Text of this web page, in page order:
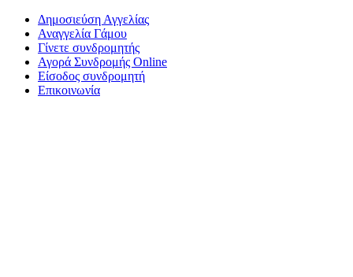
Δημοσιεύση Αγγελίας
Αναγγελία Γάμου
Γίνετε συνδρομητής
Αγορά Συνδρομής Online
Είσοδος συνδρομητή
Επικοινωνία